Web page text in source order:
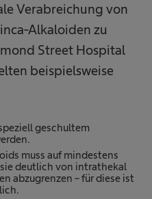
Verabreichung von
Alkaloiden zu
Street Hospital
beispielsweise
geschultem
muss auf mindestens
deutlich von intrathekal
abzugrenzen – für diese ist